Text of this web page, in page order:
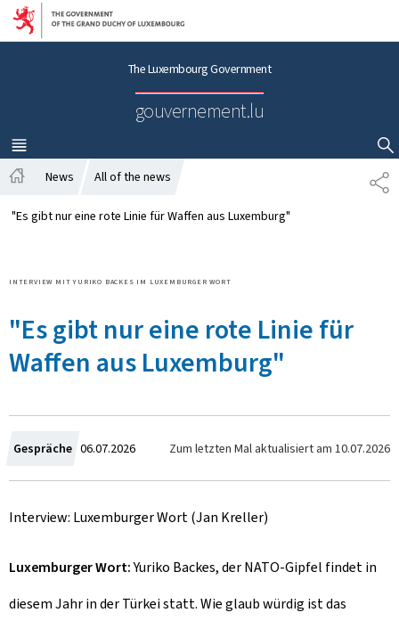
Go to main navigation
Go to content
The Luxembourg Government
gouvernement.lu
MENU
MAIN
SHOW HIDE SEARCH
T
E
o
News All of the news
"Es gibt nur eine rote Linie für Waffen aus Luxemburg"
"Es gibt nur eine rote Linie für
Waffen aus Luxemburg"
INTERVIEW MIT YURIKO BACKES IM LUXEMBURGER WORT
Gespräche C
r
e
06.07.2026 Zum letzten Mal aktualisiert am 10.07.2026
Interview: Luxemburger Wort (Jan Kreller)
Luxemburger Wort:Yuriko Backes, der NATO-Gipfel findet in
diesem Jahr in der Türkei statt. Wie glaub würdig ist das